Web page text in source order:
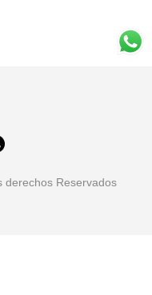
derechos Reservados